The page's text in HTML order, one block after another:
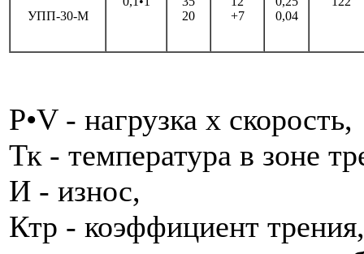
УПП-30-М
20
+7
0,04
P•V - нагрузка х скорость,
Тк - температура в зоне
И - износ,
Ктр - коэффициент трения,